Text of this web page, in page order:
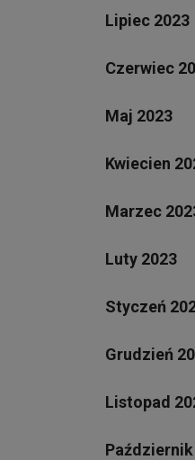
Lipiec 2023
Czerwiec
Maj 2023
Kwiecien
Marzec
Luty 2023
Styczeń
Grudzień
Listopad